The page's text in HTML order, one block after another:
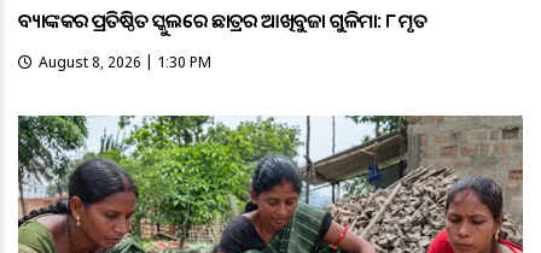
ବ୍ୟାଙ୍କକର ପ୍ରତିଷ୍ଠିତ ସ୍କୁଲରେ ଛାତ୍ରର ଆଖିବୁଜା ଗୁଳିମାଡ଼: ୮ ମୃତ
August 8, 2026 | 1:30 PM